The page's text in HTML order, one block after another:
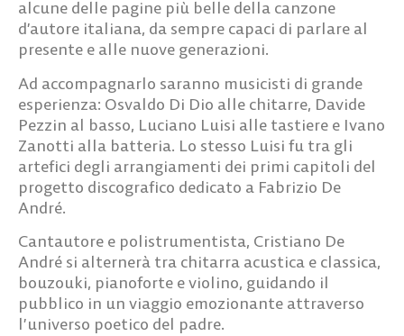
alcune delle pagine più belle della canzone
d’autore italiana, da sempre capaci di parlare al
presente e alle nuove generazioni.
Ad accompagnarlo saranno musicisti di grande
esperienza: Osvaldo Di Dio alle chitarre, Davide
Pezzin al basso, Luciano Luisi alle tastiere e Ivano
Zanotti alla batteria. Lo stesso Luisi fu tra gli
artefici degli arrangiamenti dei primi capitoli del
progetto discografico dedicato a Fabrizio De
André.
Cantautore e polistrumentista, Cristiano De
André si alternerà tra chitarra acustica e classica,
bouzouki, pianoforte e violino, guidando il
pubblico in un viaggio emozionante attraverso
l’universo poetico del padre.